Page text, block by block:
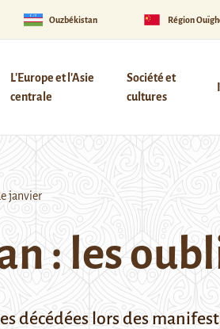
Ouzbékistan Région
L'Europe et l'Asie
centrale
Société et
cultures
janvier
: les
décédées lors des